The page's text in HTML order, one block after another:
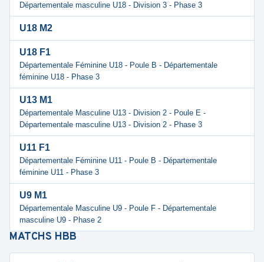
Départementale masculine U18 - Division 3 - Phase 3
U18 M2
U18 F1
Départementale Féminine U18 - Poule B - Départementale
féminine U18 - Phase 3
U13 M1
Départementale Masculine U13 - Division 2 - Poule E -
Départementale masculine U13 - Division 2 - Phase 3
U11 F1
Départementale Féminine U11 - Poule B - Départementale
féminine U11 - Phase 3
U9 M1
Départementale Masculine U9 - Poule F - Départementale
masculine U9 - Phase 2
MATCHS HBB